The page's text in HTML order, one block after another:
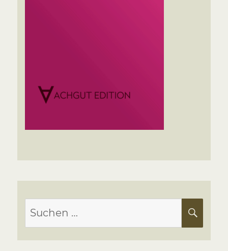
Suchen
nach: